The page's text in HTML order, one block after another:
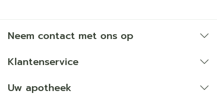
Neem contact met ons op
Klantenservice
Uw apotheek